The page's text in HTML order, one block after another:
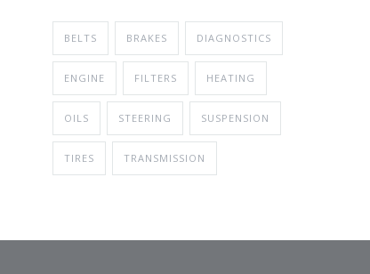
BELTS BRAKES DIAGNOSTICS
ENGINE FILTERS HEATING
OILS STEERING SUSPENSION
TIRES TRANSMISSION